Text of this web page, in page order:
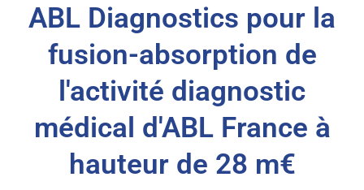
ABL Diagnostics pour la
fusion-absorption de
l'activité diagnostic
médical d'ABL France à
hauteur de 28 m€